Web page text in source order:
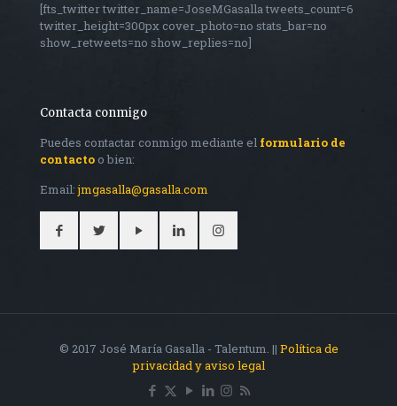
[fts_twitter twitter_name=JoseMGasalla tweets_count=6
twitter_height=300px cover_photo=no stats_bar=no
show_retweets=no show_replies=no]
Contacta conmigo
Puedes contactar conmigo mediante el formulario de
contacto o bien:
Email:jmgasalla@gasalla.com
© 2017 José María Gasalla - Talentum. || Política de
privacidad y aviso legal